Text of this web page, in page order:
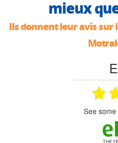
mieux
Ils donnent leur avis sur
see